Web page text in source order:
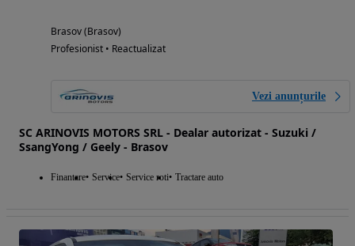
Brasov (Brasov)
Profesionist • Reactualizat
Vezi anunțurile
SC ARINOVIS MOTORS SRL - Dealar autorizat - Suzuki /
SsangYong / Geely - Brasov
Finantare Service Service roti Tractare auto